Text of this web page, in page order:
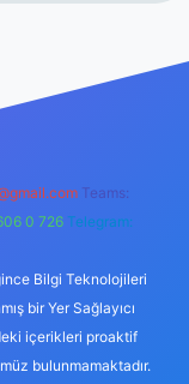
Teams:
0 726 Telegram:
Bilgi Teknolojileri
bir Yer Sağlayıcı
içerikleri proaktif
bulunmamaktadır.